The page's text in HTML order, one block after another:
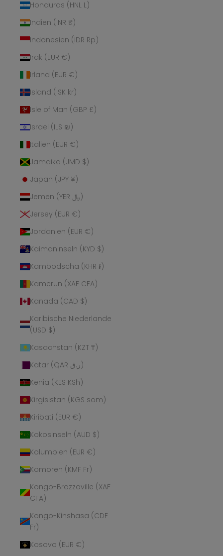
Honduras (HNL L)
Indien (INR ₹)
Indonesien (IDR Rp)
Irak (EUR €)
Irland (EUR €)
Island (ISK kr)
Isle of Man (GBP £)
Israel (ILS ₪)
Italien (EUR €)
Jamaika (JMD $)
Japan (JPY ¥)
Jemen (YER ﷼)
Jersey (EUR €)
Jordanien (EUR €)
Kaimaninseln (KYD $)
Kambodscha (KHR ៛)
Kamerun (XAF CFA)
Kanada (CAD $)
Karibische Niederlande
(USD $)
Kasachstan (KZT ₸)
Katar (QAR ر.ق)
Kenia (KES KSh)
Kirgisistan (KGS som)
Kiribati (EUR €)
Kokosinseln (AUD $)
Kolumbien (EUR €)
Komoren (KMF Fr)
Kongo-Brazzaville (XAF
CFA)
Kongo-Kinshasa (CDF
Fr)
Kosovo (EUR €)